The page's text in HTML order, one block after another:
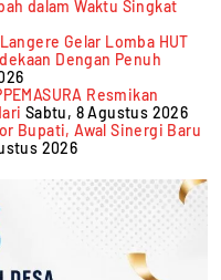
dalam Waktu Singkat
Gelar Lomba HUT
Dengan Penuh
Resmikan
Sabtu, 8 Agustus 2026
Bupati, Awal Sinergi Baru
2026